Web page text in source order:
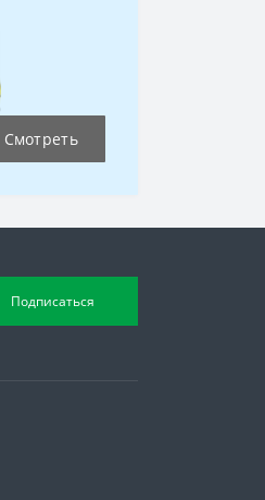
Смотреть
Подписаться